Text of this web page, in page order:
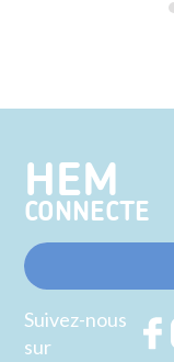
HEM
CONNECTE
Suivez-nous
sur